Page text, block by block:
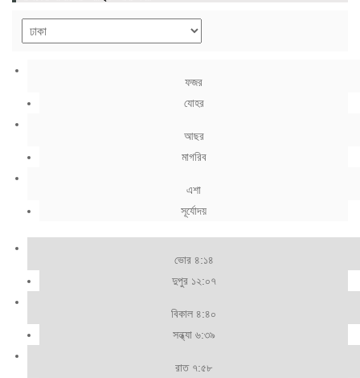
ফজর
যোহর
আছর
মাগরিব
এশা
সূর্যোদয়
ভোর ৪:১৪
দুপুর ১২:০৭
বিকাল ৪:৪০
সন্ধ্যা ৬:৩৯
রাত ৭:৫৮